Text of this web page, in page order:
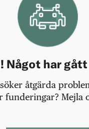
Något har
åtgärda
Mejla